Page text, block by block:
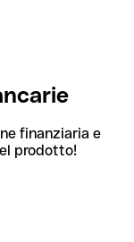
finanziaria e
prodotto!